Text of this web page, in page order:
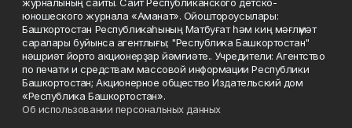
юношеского журнала «Аманат». Ойоштороусылары:
Башҡортостан Республикаһының Матбуғат һәм киң мәғлүмәт
саралары буйынса агентлығы; "Республика Башкортостан"
нәшриәт йорто акционерҙар йәмғиәте.. Учредители: Агентство
по печати и средствам массовой информации Республики
Башкортостан; Акционерное общество Издательский дом
«Республика Башкортостан».
Об использовании персональных данных